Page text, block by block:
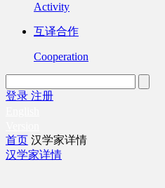
Activity
互译合作
Cooperation
登录 注册
首页 汉学家详情
汉学家详情